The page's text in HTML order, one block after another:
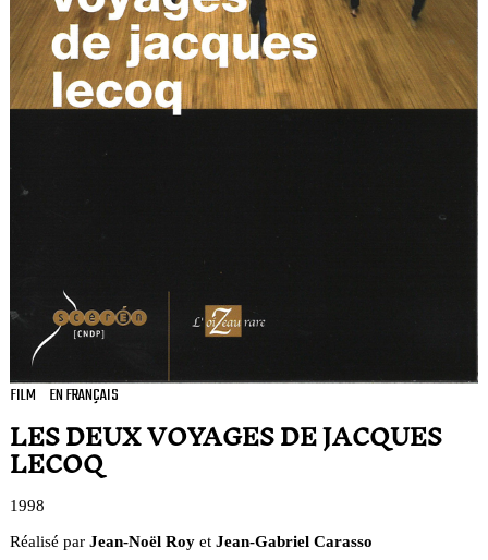
FILM EN FRANÇAIS
LES DEUX VOYAGES DE JACQUES
LECOQ
1998
Réalisé par Jean-Noël Royet Jean-Gabriel Carasso